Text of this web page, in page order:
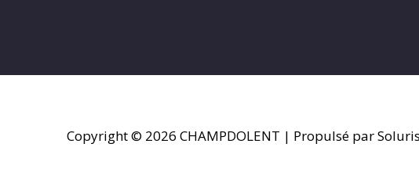
Copyright © 2026 CHAMPDOLENT | Propulsé par Soluris